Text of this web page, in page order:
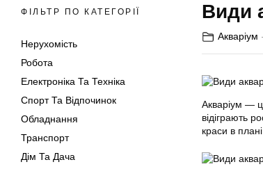
ФІЛЬТР ПО КАТЕГОРІЇ
Нерухомість
Робота
Електроніка Та Техніка
Спорт Та Відпочинок
Обладнання
Транспорт
Дім Та Дача
Види
Акваріум
Акваріум —
відіграють
краси в